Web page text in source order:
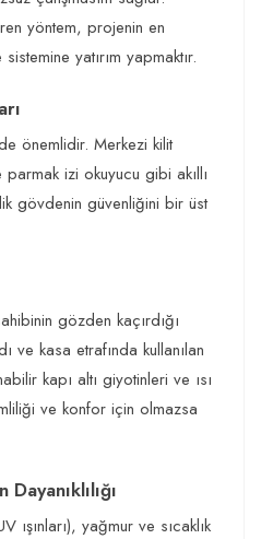
yöntem, projenin en
yatırım yapmaktır.
önemlidir. Merkezi kilit
izi okuyucu gibi akıllı
gövdenin güvenliğini bir üst
gözden kaçırdığı
ve kasa etrafında kullanılan
kapı altı giyotinleri ve ısı
ve konfor için olmazsa
ışınları), yağmur ve sıcaklık